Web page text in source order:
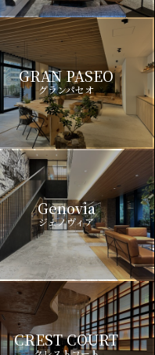
GRAN PASEO
グランパセオ
Genovia
ジェノヴィア
CREST COURT